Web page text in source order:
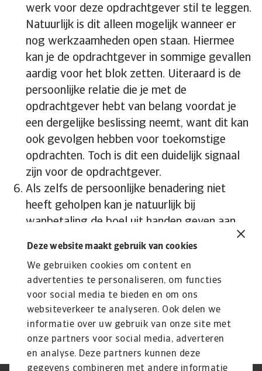
Deze website maakt gebruik van cookies
We gebruiken cookies om content en
advertenties te personaliseren, om functies
voor social media te bieden en om ons
websiteverkeer te analyseren. Ook delen we
informatie over uw gebruik van onze site met
onze partners voor social media, adverteren
en analyse. Deze partners kunnen deze
gegevens combineren met andere informatie
werk voor deze opdrachtgever stil te leggen.
Natuurlijk is dit alleen mogelijk wanneer er
nog werkzaamheden open staan. Hiermee
kan je de opdrachtgever in sommige gevallen
aardig voor het blok zetten. Uiteraard is de
persoonlijke relatie die je met de
opdrachtgever hebt van belang voordat je
een dergelijke beslissing neemt, want dit kan
ook gevolgen hebben voor toekomstige
opdrachten. Toch is dit een duidelijk signaal
zijn voor de opdrachtgever.
Als zelfs de persoonlijke benadering niet
heeft geholpen kan je natuurlijk bij
wanbetaling de boel uit handen geven aan
incassobureau
voor dat je hier niet te lang mee wacht, want
hoe langer een bedrag open staat, hoe
moeilijker het wordt om te incasseren.